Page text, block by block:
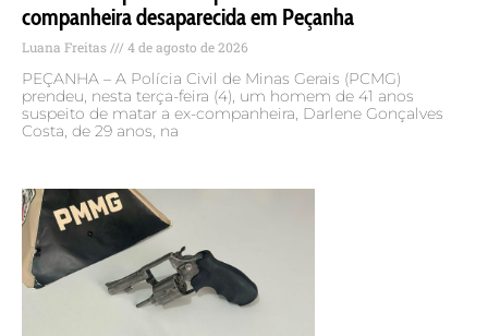
companheira desaparecida em Peçanha
Luana Freitas 4 de agosto de 2026
PEÇANHA – A Polícia Civil de Minas Gerais (PCMG)
prendeu, nesta terça-feira (4), um homem de 41 anos
suspeito de matar a ex-companheira, Darlene Gonçalves
Costa, de 29 anos, na